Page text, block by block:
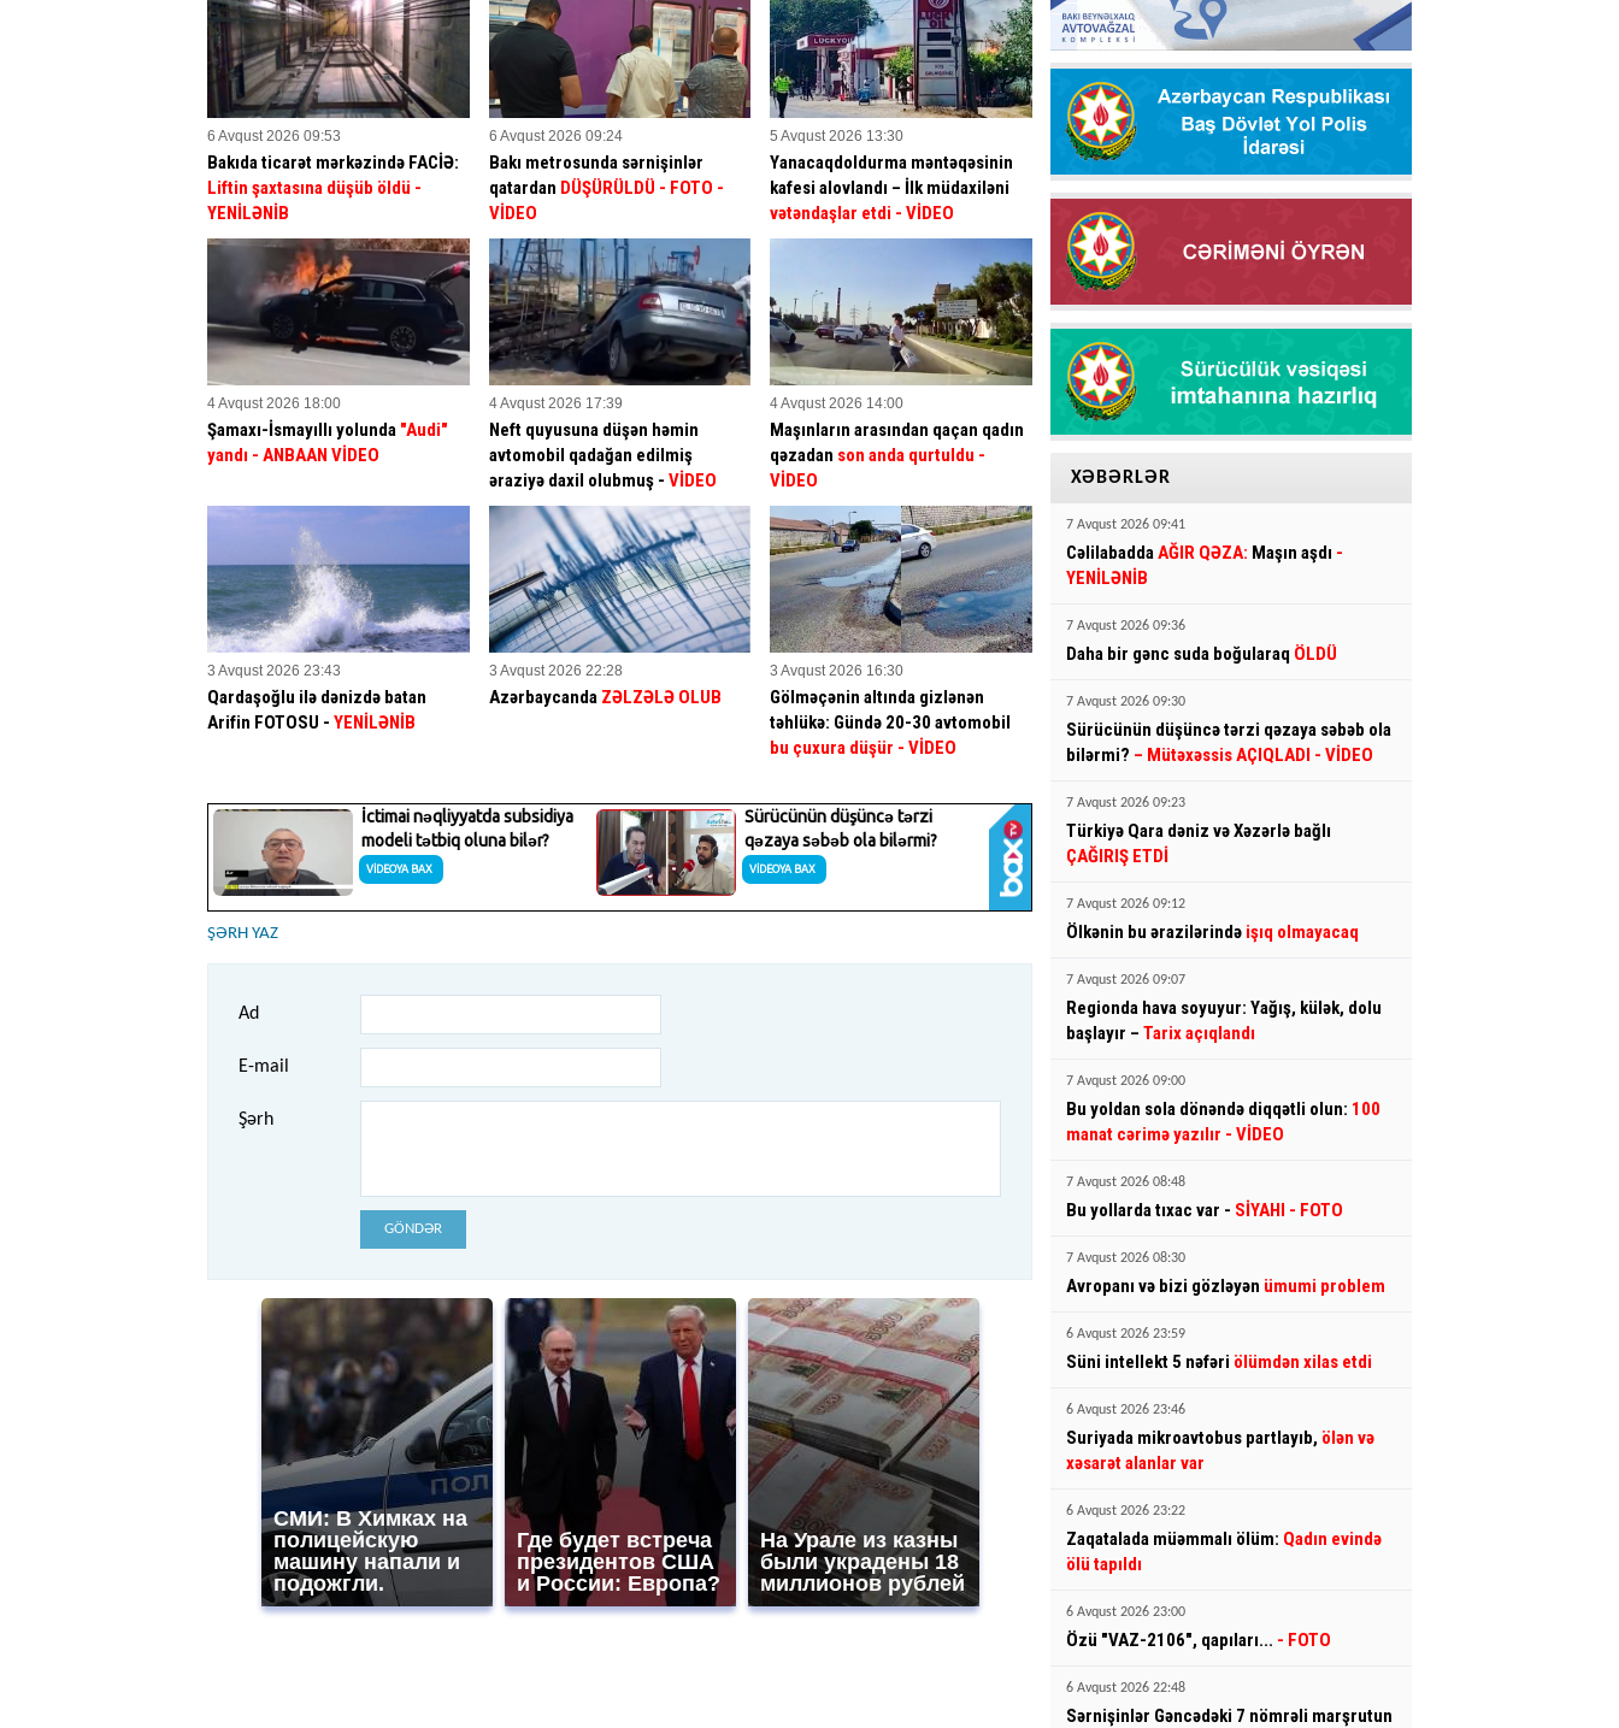
6 Avqust 2026 09:53
Bakıda ticarət mərkəzində FACİƏ:
Liftin şaxtasına düşüb öldü -
YENİLƏNİB
6 Avqust 2026 09:24
Bakı metrosunda sərnişinlər
qatardan DÜŞÜRÜLDÜ - FOTO -
VİDEO
5 Avqust 2026 13:30
Yanacaqdoldurma məntəqəsinin
kafesi alovlandı – İlk müdaxiləni
vətəndaşlar etdi - VİDEO
4 Avqust 2026 18:00
Şamaxı-İsmayıllı yolunda "Audi"
yandı - ANBAAN VİDEO
4 Avqust 2026 17:39
Neft quyusuna düşən həmin
avtomobil qadağan edilmiş
əraziyə daxil olubmuş - VİDEO
4 Avqust 2026 14:00
Maşınların arasından qaçan qadın
qəzadan son anda qurtuldu -
VİDEO
3 Avqust 2026 23:43
Qardaşoğlu ilə dənizdə batan
Arifin FOTOSU - YENİLƏNİB
3 Avqust 2026 22:28
Azərbaycanda ZƏLZƏLƏ OLUB
3 Avqust 2026 16:30
Gölməçənin altında gizlənən
təhlükə: Gündə 20-30 avtomobil
bu çuxura düşür - VİDEO
ŞƏRH YAZ
Ad
E-mail
Şərh
GÖNDƏR
СМИ: В Химках на
полицейскую
машину напали и
подожгли.
Где будет встреча
президентов США
и России: Европа?
На Урале из казны
были украдены 18
миллионов рублей
XƏBƏRLƏR
7 Avqust 2026 09:41
CəlilabaddaAĞIR QƏZA: Maşın aşdı -
YENİLƏNİB
7 Avqust 2026 09:36
Daha bir gənc suda boğularaq ÖLDÜ
7 Avqust 2026 09:30
Sürücünün düşüncə tərzi qəzaya səbəb ola
bilərmi? – Mütəxəssis AÇIQLADI - VİDEO
7 Avqust 2026 09:23
Türkiyə Qara dəniz və Xəzərlə bağlı
ÇAĞIRIŞ ETDİ
7 Avqust 2026 09:12
Ölkənin bu ərazilərində işıq olmayacaq
7 Avqust 2026 09:07
Regionda hava soyuyur: Yağış, külək, dolu
başlayır – Tarix açıqlandı
7 Avqust 2026 09:00
Bu yoldan sola dönəndə diqqətli olun: 100
manat cərimə yazılır - VİDEO
7 Avqust 2026 08:48
Bu yollarda tıxac var - SİYAHI - FOTO
7 Avqust 2026 08:30
Avropanı və bizi gözləyən ümumi problem
6 Avqust 2026 23:59
Süni intellekt 5 nəfəri ölümdən xilas etdi
6 Avqust 2026 23:46
Suriyada mikroavtobus partlayıb, ölən və
xəsarət alanlar var
6 Avqust 2026 23:22
Zaqatalada müəmmalı ölüm: Qadın evində
ölü tapıldı
6 Avqust 2026 23:00
Özü "VAZ-2106", qapıları... - FOTO
6 Avqust 2026 22:48
Sərnişinlər Gəncədəki 7 nömrəli marşrutun